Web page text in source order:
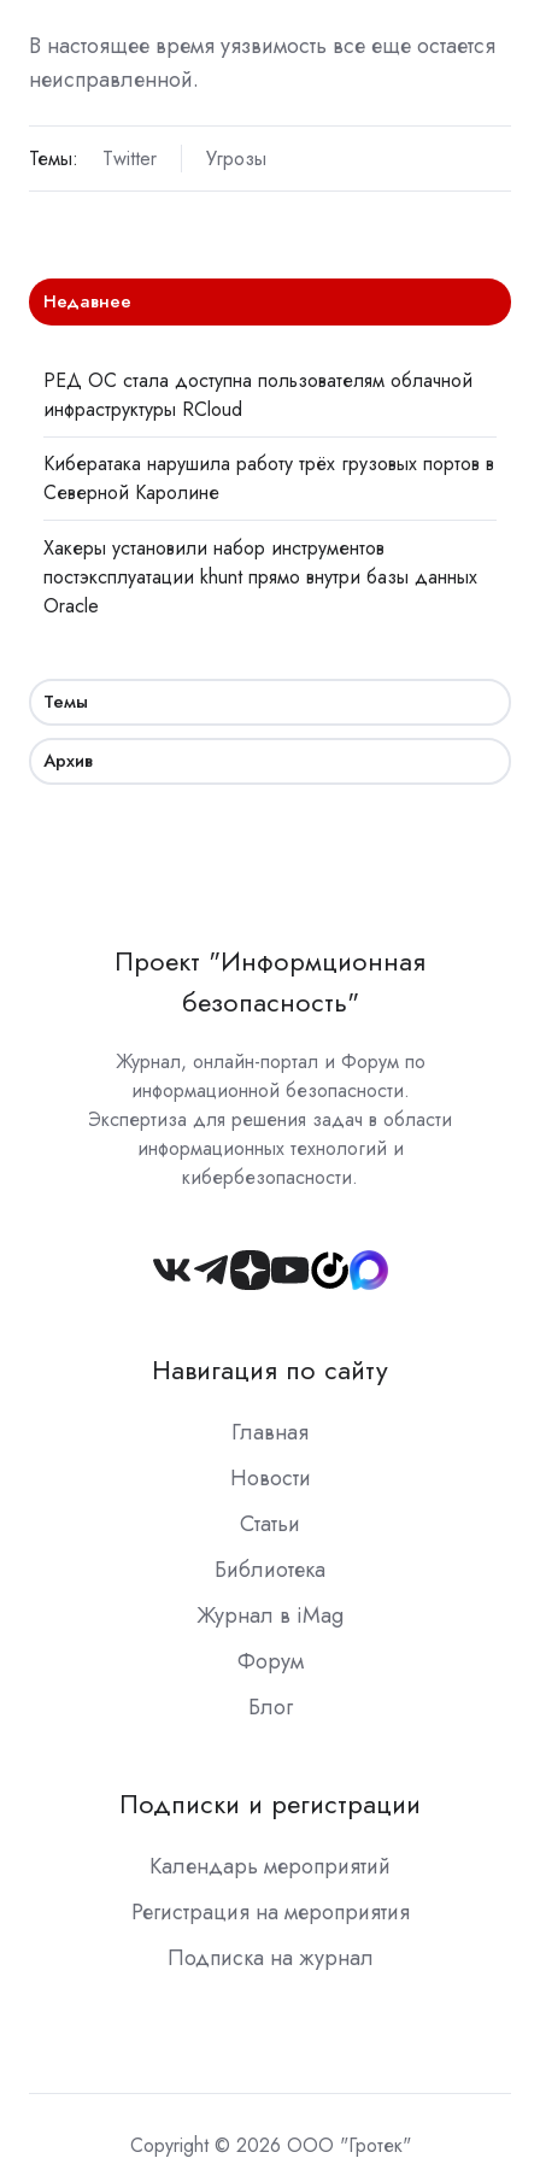
В настоящее время уязвимость все еще остается
неисправленной.
Темы: Twitter Угрозы
Недавнее
РЕД ОС стала доступна пользователям облачной
инфраструктуры RCloud
Кибератака нарушила работу трёх грузовых портов в
Северной Каролине
Хакеры установили набор инструментов
постэксплуатации khunt прямо внутри базы данных
Oracle
Темы
Архив
Проект "Информционная
безопасность"
Журнал, онлайн-портал и Форум по
информационной безопасности.
Экспертиза для решения задач в области
информационных технологий и
кибербезопасности.
Join
Slack
Навигация по сайту
Главная
Новости
Статьи
Библиотека
Журнал в iMag
Форум
Блог
Подписки и регистрации
Календарь мероприятий
Регистрация на мероприятия
Подписка на журнал
Copyright © 2026 ООО "Гротек"